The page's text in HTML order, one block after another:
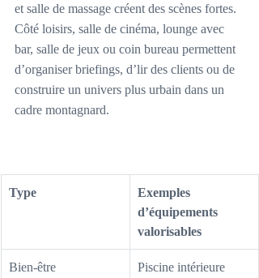
et salle de massage créent des scènes fortes.
Côté loisirs, salle de cinéma, lounge avec
bar, salle de jeux ou coin bureau permettent
d’organiser briefings, d’lir des clients ou de
construire un univers plus urbain dans un
cadre montagnard.
Type
Exemples
d’équipements
valorisables
Bien-être
Piscine intérieure